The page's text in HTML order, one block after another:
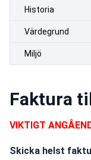
Historia
Värdegrund
Miljö
Faktura
VIKTIGT
Skicka helst